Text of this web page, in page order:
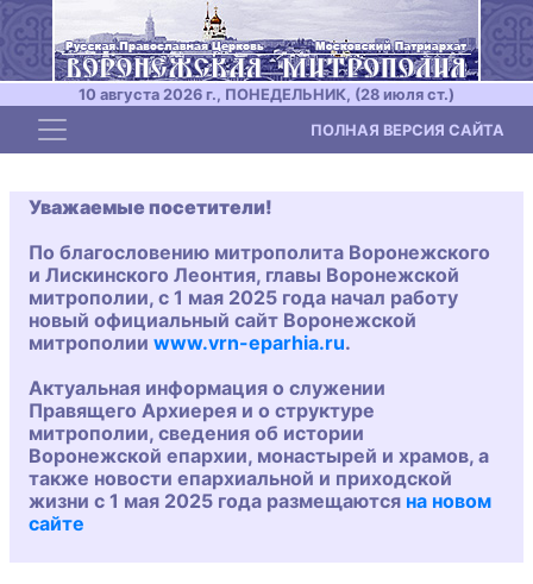
10 августа 2026 г., ПОНЕДЕЛЬНИК, (28 июля ст.)
Toggle navigation ПОЛНАЯ ВЕРСИЯ САЙТА
Уважаемые посетители!
По благословению митрополита Воронежского
и Лискинского Леонтия, главы Воронежской
митрополии, с 1 мая 2025 года начал работу
новый официальный сайт Воронежской
митрополии www.vrn-eparhia.ru.
Актуальная информация о служении
Правящего Архиерея и о структуре
митрополии, сведения об истории
Воронежской епархии, монастырей и храмов, а
также новости епархиальной и приходской
жизни с 1 мая 2025 года размещаются на новом
сайте